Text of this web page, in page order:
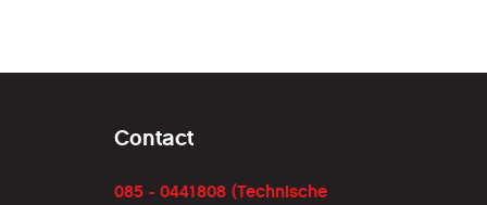
Contact
085 - 0441808 (Technische